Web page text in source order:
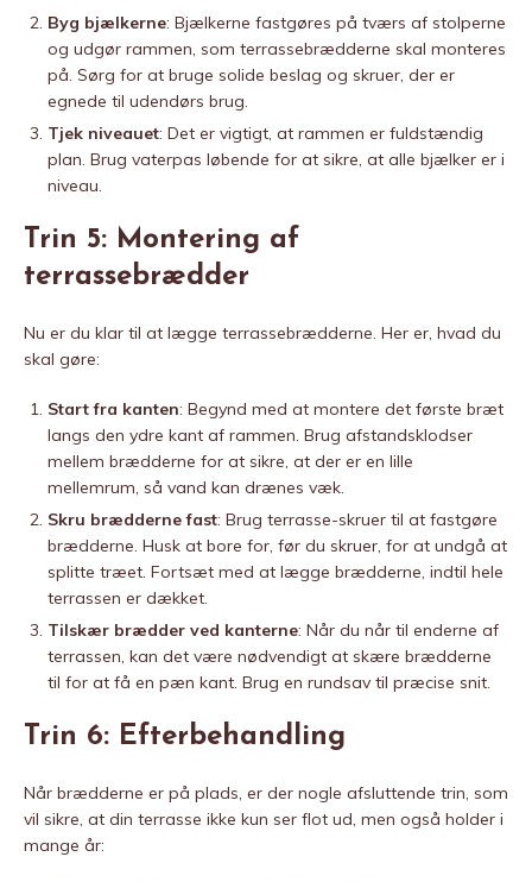
Byg bjælkerne: Bjælkerne fastgøres på tværs af stolperne
og udgør rammen, som terrassebrædderne skal monteres
på. Sørg for at bruge solide beslag og skruer, der er
egnede til udendørs brug.
Tjek niveauet: Det er vigtigt, at rammen er fuldstændig
plan. Brug vaterpas løbende for at sikre, at alle bjælker er i
niveau.
Trin 5: Montering af
terrassebrædder
Nu er du klar til at lægge terrassebrædderne. Her er, hvad du
skal gøre:
Start fra kanten: Begynd med at montere det første bræt
langs den ydre kant af rammen. Brug afstandsklodser
mellem brædderne for at sikre, at der er en lille
mellemrum, så vand kan drænes væk.
Skru brædderne fast: Brug terrasse-skruer til at fastgøre
brædderne. Husk at bore for, før du skruer, for at undgå at
splitte træet. Fortsæt med at lægge brædderne, indtil hele
terrassen er dækket.
Tilskær brædder ved kanterne: Når du når til enderne af
terrassen, kan det være nødvendigt at skære brædderne
til for at få en pæn kant. Brug en rundsav til præcise snit.
Trin 6: Efterbehandling
Når brædderne er på plads, er der nogle afsluttende trin, som
vil sikre, at din terrasse ikke kun ser flot ud, men også holder i
mange år: